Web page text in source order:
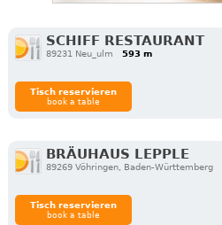
SCHIFF RESTAURANT
89231 Neu_ulm
593 m
Tisch reservieren
book a table
BRÄUHAUS LEPPLE
89269 Vöhringen, Baden-Württemberg
Tisch reservieren
book a table